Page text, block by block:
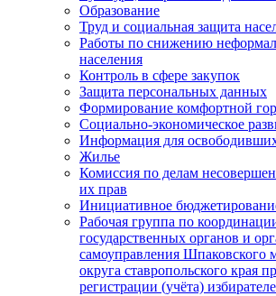
Образование
Труд и социальная защита
Работы по снижению
населения
Контроль в сфере закупок
Защита персональных данных
Формирование комфортной
Социально-экономическое
Информация для
Жилье
Комиссия по делам
их прав
Инициативное
Рабочая группа по
государственных органов и
самоуправления Шпаковского
округа ставропольского края
регистрации (учёта)